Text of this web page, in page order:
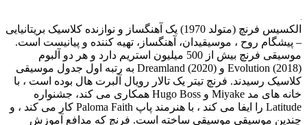
الکسیس فرنچ (متولد 1970) یک آهنگساز و نوازنده کلاسیک بریتانیایی
– پیشگام روح ، موسیقیدان، آهنگساز، تهیه کننده و پیانیست است.
موسیقی فرنچ بیش از 500 میلیون استریم دارد و هر دو آلبوم
Evolution (2018) و Dreamland (2020) به رتبه اول جدول موسیقی
کلاسیک رسیدند. فرنچ تیتر یک تالار رویال آلبرت هال بوده است ، با
خانه های مد Miyake و Hugo Boss همکاری می کند، جشنواره
Latitude را ایفا می کند ، با هنرمند پاپ Paloma Faith کار می کند ، و
چندین موسیقی موسیقی ساخته است. فرنچ که مدافع آموزش